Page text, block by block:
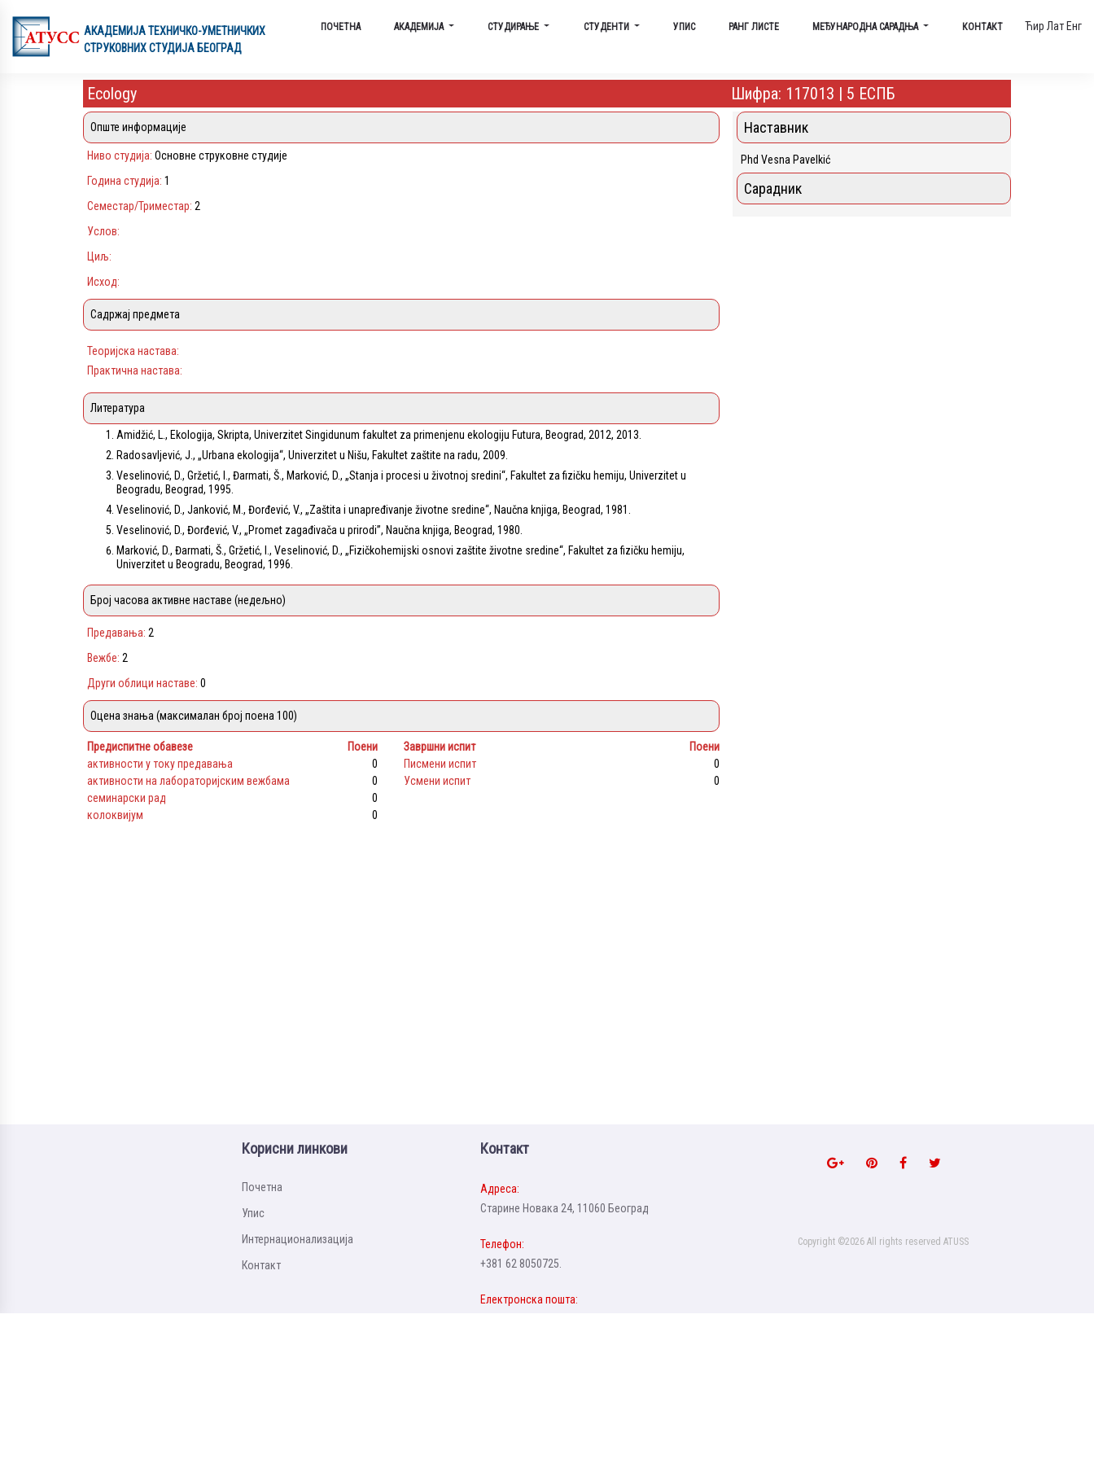
АКАДЕМИЈA ТЕХНИЧКО-УМЕТНИЧКИХ
СТРУКОВНИХ СТУДИЈА БЕОГРАД
ПОЧЕТНА АКАДЕМИЈА СТУДИРАЊЕ СТУДЕНТИ УПИС РАНГ ЛИСТЕ МЕЂУНАРОДНА САРАДЊА КОНТАКТ Ћир ЛатЕнг
Ecology Шифра: 117013 | 5 ЕСПБ
Опште информације
Ниво студија: Основне струковне студије
Година студија: 1
Семестар/Триместар: 2
Услов:
Циљ:
Исход:
Садржај предмета
Теоријска настава:
Практична настава:
Литература
Amidžić, L., Ekologija, Skripta, Univerzitet Singidunum fakultet za primenjenu ekologiju Futura, Beograd, 2012, 2013.
Radosavljević, J., „Urbana ekologija“, Univerzitet u Nišu, Fakultet zaštite na radu, 2009.
Veselinović, D., Gržetić, I., Đarmati, Š., Marković, D., „Stanja i procesi u životnoj sredini“, Fakultet za fizičku hemiju, Univerzitet u
Beogradu, Beograd, 1995.
Veselinović, D., Janković, M., Đorđević, V., „Zaštita i unapređivanje životne sredine“, Naučna knjiga, Beograd, 1981.
Veselinović, D., Đorđević, V., „Promet zagađivača u prirodi”, Naučna knjiga, Beograd, 1980.
Marković, D., Đarmati, Š., Gržetić, I., Veselinović, D., „Fizičkohemijski osnovi zaštite životne sredine“, Fakultet za fizičku hemiju,
Univerzitet u Beogradu, Beograd, 1996.
Број часова активне наставе (недељно)
Предавања: 2
Вежбе: 2
Други облици наставе: 0
Оцена знања (максималан број поена 100)
Предиспитне обавезе
Поени
активности у току предавања
0
активности на лабораторијским вежбама
0
семинарски рад
0
колоквијум
0
Завршни испит
Поени
Писмени испит
0
Усмени испит
0
Наставник
Phd Vesna Pavelkić
Сарадник
Корисни линкови
Почетна
Упис
Интернационализацијa
Контакт
Контакт
Адреса:
Старине Новака 24, 11060 Београд
Телефон:
+381 62 8050725.
Електронска пошта:
Copyright ©2026 All rights reserved ATUSS